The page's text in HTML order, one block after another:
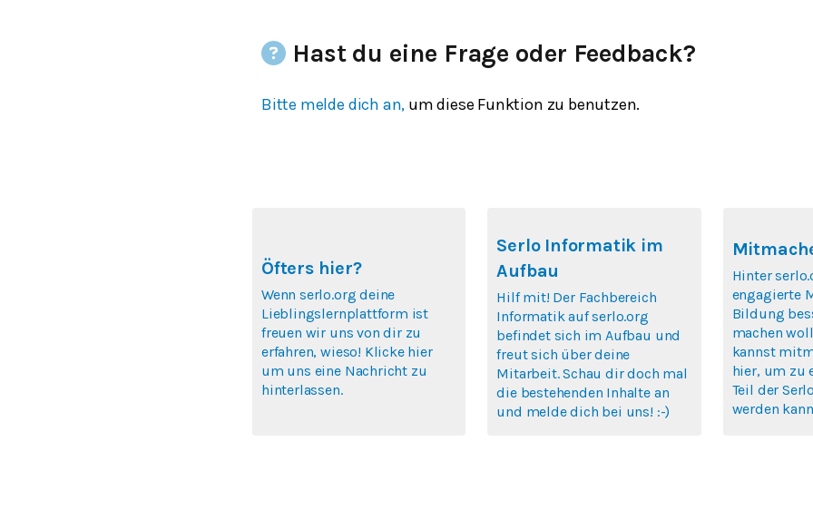
Hast du eine Frage oder Feedback?
Bitte melde dich an, um diese Funktion zu benutzen.
Öfters hier?
Wenn serlo.org deine
Lieblingslernplattform ist
freuen wir uns von dir zu
erfahren, wieso! Klicke hier
um uns eine Nachricht zu
hinterlassen.
Serlo Informatik im
Aufbau
Hilf mit! Der Fachbereich
Informatik auf serlo.org
befindet sich im Aufbau und
freut sich über deine
Mitarbeit. Schau dir doch mal
die bestehenden Inhalte an
und melde dich bei uns! :-)
Hinter
engagierte
Bildung
machen
kannst
hier, um zu
Teil der
werden